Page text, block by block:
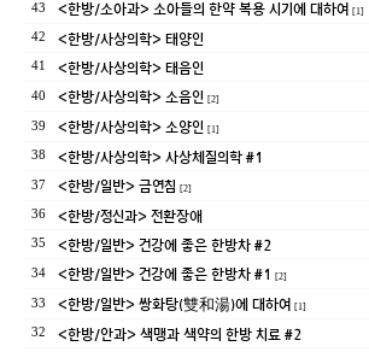
43 <한방/소아과> 소아들의 한약 복용 시기에 대하여 [1]
42 <한방/사상의학> 태양인
41 <한방/사상의학> 태음인
40 <한방/사상의학> 소음인 [2]
39 <한방/사상의학> 소양인 [1]
38 <한방/사상의학> 사상체질의학 #1
37 <한방/일반> 금연침 [2]
36 <한방/정신과> 전환장애
35 <한방/일반> 건강에 좋은 한방차 #2
34 <한방/일반> 건강에 좋은 한방차 #1 [2]
33 <한방/일반> 쌍화탕(雙和湯)에 대하여 [1]
32 <한방/안과> 색맹과 색약의 한방 치료 #2